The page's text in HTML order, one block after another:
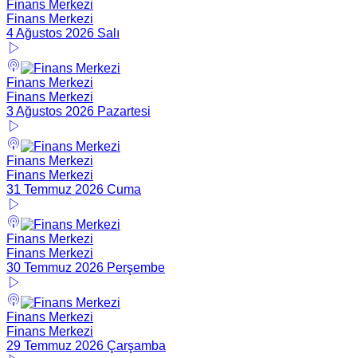
Finans Merkezi
Finans Merkezi
4 Ağustos 2026 Salı
Finans Merkezi
Finans Merkezi
3 Ağustos 2026 Pazartesi
Finans Merkezi
Finans Merkezi
31 Temmuz 2026 Cuma
Finans Merkezi
Finans Merkezi
30 Temmuz 2026 Perşembe
Finans Merkezi
Finans Merkezi
29 Temmuz 2026 Çarşamba